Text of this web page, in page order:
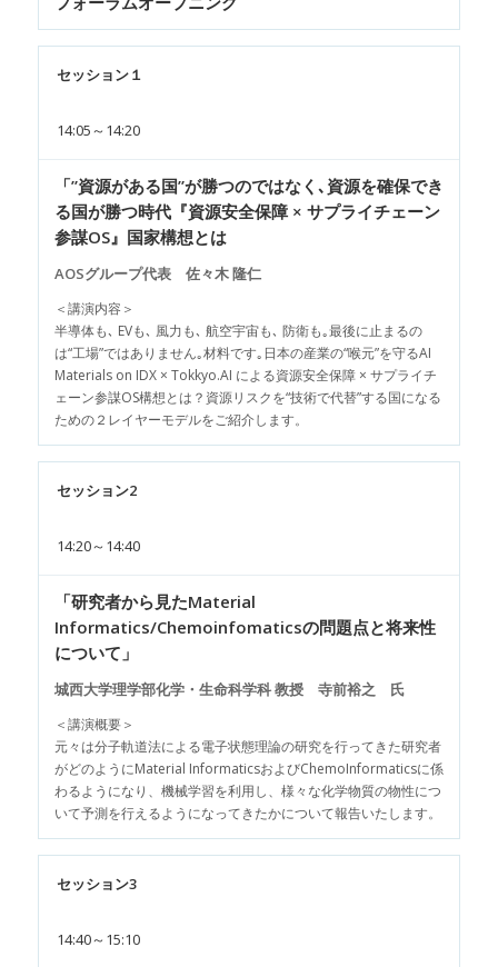
セッション１
14:05～14:20
「”資源がある国”が勝つのではなく､資源を確保でき
る国が勝つ時代『資源安全保障 × サプライチェーン
参謀OS』国家構想とは
AOSグループ代表 佐々木 隆仁
＜講演内容＞
半導体も､ EVも､ 風力も､ 航空宇宙も､ 防衛も｡最後に止まるの
は“工場”ではありません｡材料です｡日本の産業の“喉元”を守るAI
Materials on IDX × Tokkyo.AI による資源安全保障 × サプライチ
ェーン参謀OS構想とは？資源リスクを“技術で代替”する国になる
ための２レイヤーモデルをご紹介します。
セッション2
14:20～14:40
「研究者から見たMaterial
Informatics/Chemoinfomaticsの問題点と将来性
について」
城西大学理学部化学・生命科学科 教授 寺前裕之 氏
＜講演概要＞
元々は分子軌道法による電子状態理論の研究を行ってきた研究者
がどのようにMaterial InformaticsおよびChemoInformaticsに係
わるようになり、機械学習を利用し、様々な化学物質の物性につ
いて予測を行えるようになってきたかについて報告いたします。
セッション3
14:40～15:10